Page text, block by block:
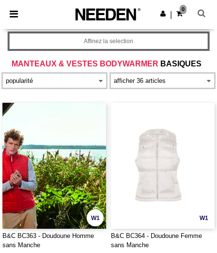
× Appli Needen
Meilleurs prix sur l’app !
Obtenir l'appli
0
MANTEAUX & VESTES BODYWARMER BASIQUES
Affinez la selection
W1
B&C BC363 - Doudoune Homme
sans Manche
W1
B&C BC364 - Doudoune Femme
sans Manche